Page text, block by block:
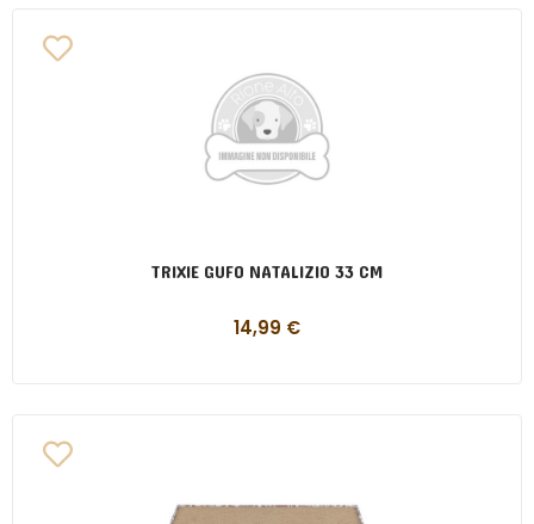
TRIXIE GUFO NATALIZIO 33 CM
14,99 €